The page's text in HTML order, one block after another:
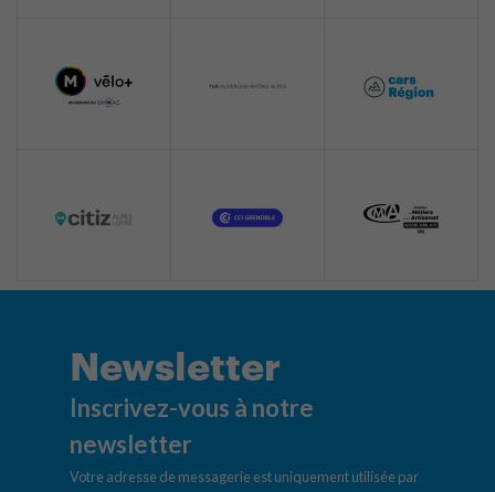
Newsletter
Inscrivez-vous à notre
newsletter
Votre adresse de messagerie est uniquement utilisée par